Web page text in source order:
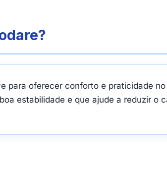
para oferecer conforto e praticidade
estabilidade e que ajude a reduzir o